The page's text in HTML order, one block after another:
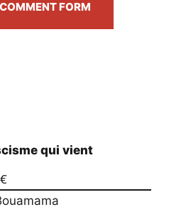
FORM
qui vient
€